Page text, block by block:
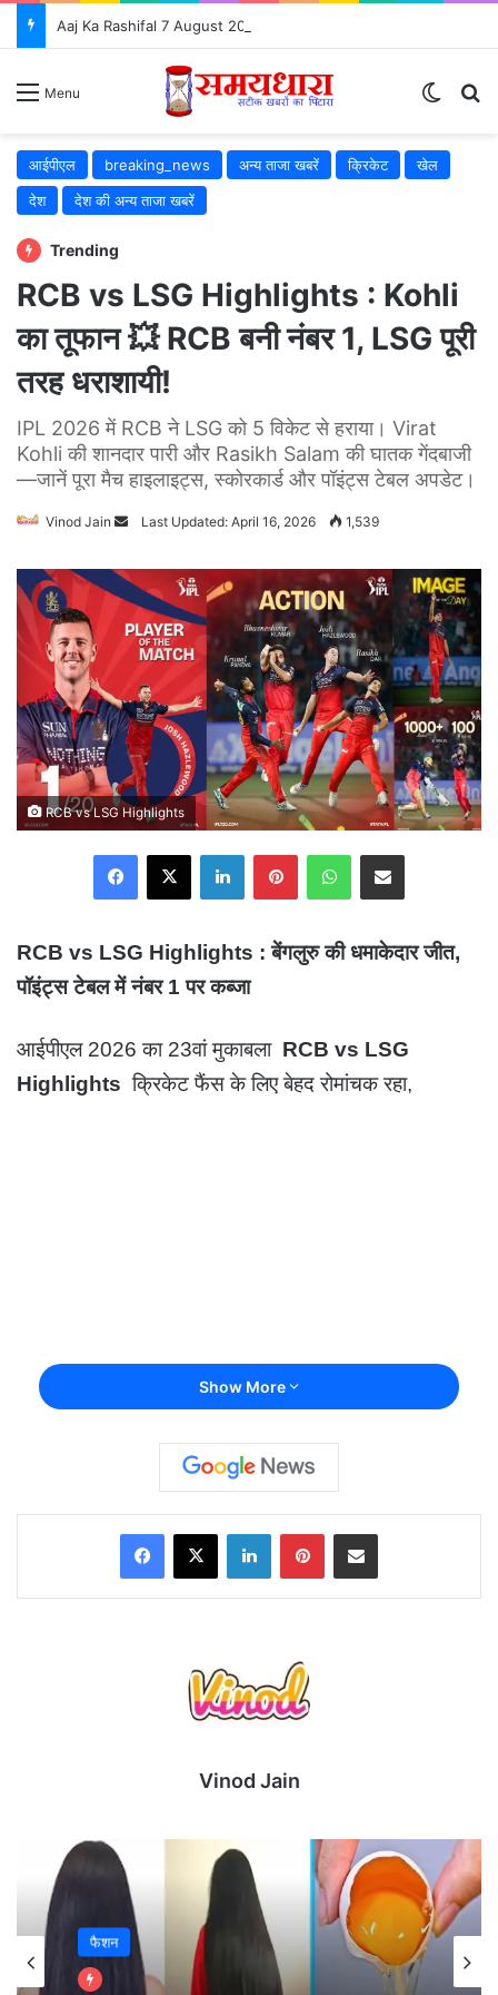
Menu
आईपीएल breaking_news अन्य ताजा खबरें क्रिकेट
खेल
देश
देश की अन्य ताजा खबरें
Trending
RCB vs LSG Highlights : Kohli
का तूफान 💥 RCB बनी नंबर 1, LSG पूरी
तरह धराशायी!
IPL 2026 में RCB ने LSG को 5 विकेट से हराया। Virat
Kohli की शानदार पारी और Rasikh Salam की घातक गेंदबाजी
—जानें पूरा मैच हाइलाइट्स, स्कोरकार्ड और पॉइंट्स टेबल अपडेट।
Vinod Jain
Send
email
Last Updated: April 16, 2026 1,539
RCB vs LSG Highlights
RCB vs LSG Highlights : बेंगलुरु की धमाकेदार जीत,
पॉइंट्स टेबल में नंबर 1 पर कब्जा
आईपीएल 2026 का 23वां मुकाबला RCB vs LSG
Highlightsक्रिकेट फैंस के लिए बेहद रोमांचक रहा,
शानदार प्रदर्शन करते हुए Lucknow Super Giants को 5
विकेट से हराकर अंक तालिका में शीर्ष स्थान हासिल कर लिया।
RCB vs LSG Highlights
यह मुकाबला M
Show More
Vinod Jain
फैशन